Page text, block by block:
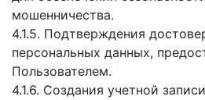
мошенничества.
4.1.5. Подтверждения
персональных данных,
Пользователем.
4.1.6. Создания учетной